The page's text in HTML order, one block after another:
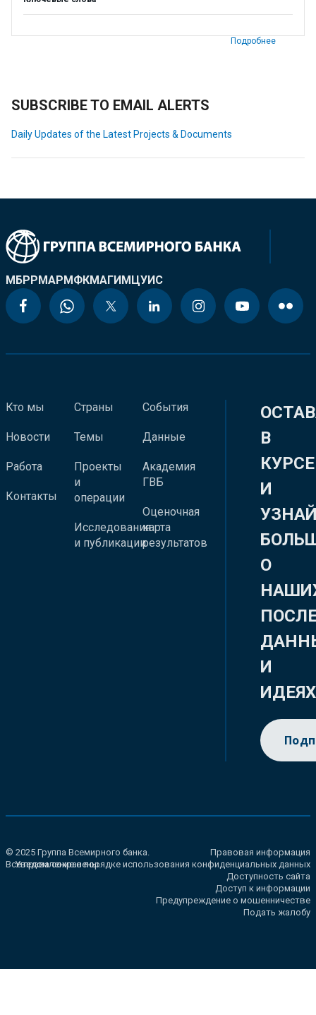
Подробнее
SUBSCRIBE TO EMAIL ALERTS
Daily Updates of the Latest Projects & Documents
МБРРМАРМФКМАГИМЦУИС
Кто мы
Новости
Работа
Контакты
Страны
Темы
Проекты
и
операции
Исследования
и публикации
События
Данные
Академия
ГВБ
Оценочная
карта
результатов
В
КУРСЕ
И
О
И
ИДЕЯХ
© 2025 Группа Всемирного банка.
Все права сохранены.
Правовая информация
Уведомление о порядке использования конфиденциальных данных
Доступность сайта
Доступ к информации
Предупреждение о мошенничестве
Подать жалобу